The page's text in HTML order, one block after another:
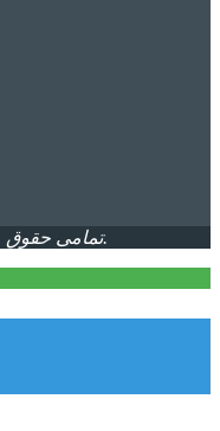
© تمامی حقوق مطالب برای این سایت محفوظ است.